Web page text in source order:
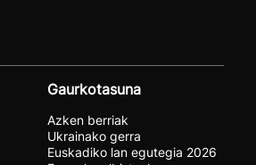
Gaurkotasuna
Azken berriak
Ukrainako gerra
Euskadiko lan egutegia 2026